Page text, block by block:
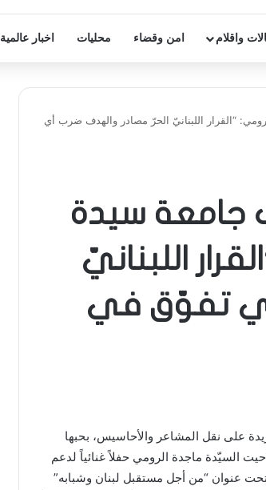
واقلام امن وقضاء محليات اخبار عالمية
“القرار اللبنانيّ الحرّ مصادر والهدف ضرب أي
سيدة
اللبنانيّ
أي تفوّق في
على نقل المشاعر والأحاسيس، بحبها
السيّدة ماجدة الرومي حفلاً غنائياً لدعم
عنوان “من أجل مستقبل لبنان وشبابه”